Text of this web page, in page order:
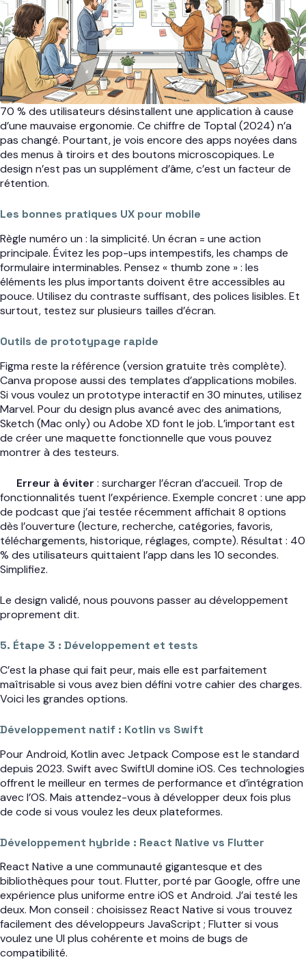
70 % des utilisateurs désinstallent une application à cause
d’une mauvaise ergonomie. Ce chiffre de Toptal (2024) n’a
pas changé. Pourtant, je vois encore des apps noyées dans
des menus à tiroirs et des boutons microscopiques. Le
design n’est pas un supplément d’âme, c’est un facteur de
rétention.
Les bonnes pratiques UX pour mobile
Règle numéro un : la simplicité. Un écran = une action
principale. Évitez les pop-ups intempestifs, les champs de
formulaire interminables. Pensez « thumb zone » : les
éléments les plus importants doivent être accessibles au
pouce. Utilisez du contraste suffisant, des polices lisibles. Et
surtout, testez sur plusieurs tailles d’écran.
Outils de prototypage rapide
Figma reste la référence (version gratuite très complète).
Canva propose aussi des templates d’applications mobiles.
Si vous voulez un prototype interactif en 30 minutes, utilisez
Marvel. Pour du design plus avancé avec des animations,
Sketch (Mac only) ou Adobe XD font le job. L’important est
de créer une maquette fonctionnelle que vous pouvez
montrer à des testeurs.
Erreur à éviter : surcharger l’écran d’accueil. Trop de
fonctionnalités tuent l’expérience. Exemple concret : une app
de podcast que j’ai testée récemment affichait 8 options
dès l’ouverture (lecture, recherche, catégories, favoris,
téléchargements, historique, réglages, compte). Résultat : 40
% des utilisateurs quittaient l’app dans les 10 secondes.
Simplifiez.
Le design validé, nous pouvons passer au développement
proprement dit.
5. Étape 3 : Développement et tests
C’est la phase qui fait peur, mais elle est parfaitement
maîtrisable si vous avez bien défini votre cahier des charges.
Voici les grandes options.
Développement natif : Kotlin vs Swift
Pour Android, Kotlin avec Jetpack Compose est le standard
depuis 2023. Swift avec SwiftUI domine iOS. Ces technologies
offrent le meilleur en termes de performance et d’intégration
avec l’OS. Mais attendez-vous à développer deux fois plus
de code si vous voulez les deux plateformes.
Développement hybride : React Native vs Flutter
React Native a une communauté gigantesque et des
bibliothèques pour tout. Flutter, porté par Google, offre une
expérience plus uniforme entre iOS et Android. J’ai testé les
deux. Mon conseil : choisissez React Native si vous trouvez
facilement des développeurs JavaScript ; Flutter si vous
voulez une UI plus cohérente et moins de bugs de
compatibilité.